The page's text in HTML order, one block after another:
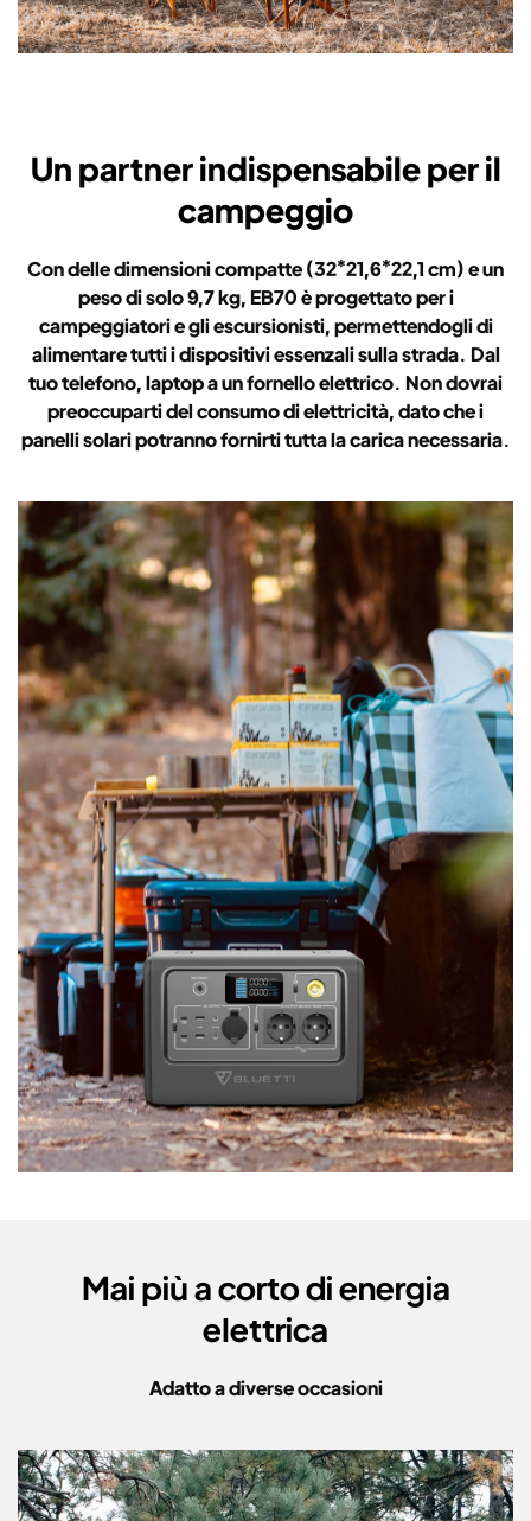
Un partner indispensabile per il
campeggio
Con delle dimensioni compatte (32*21,6*22,1 cm) e un
peso di solo 9,7 kg, EB70 è progettato per i
campeggiatori e gli escursionisti, permettendogli di
alimentare tutti i dispositivi essenzali sulla strada. Dal
tuo telefono, laptop a un fornello elettrico. Non dovrai
preoccuparti del consumo di elettricità, dato che i
panelli solari potranno fornirti tutta la carica necessaria.
Mai più a corto di energia
elettrica
Adatto a diverse occasioni